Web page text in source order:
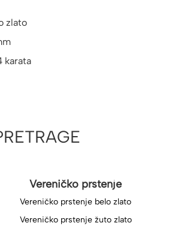
zlato
karata
Vereničko prstenje
Vereničko prstenje belo zlato
Vereničko prstenje žuto zlato